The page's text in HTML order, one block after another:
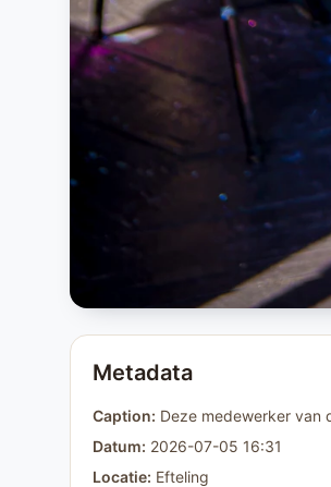
Metadata
Caption: Deze medewerker van
Datum: 2026-07-05 16:31
Locatie: Efteling